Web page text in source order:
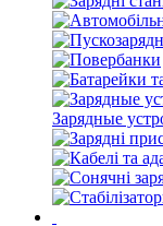
Зарядные